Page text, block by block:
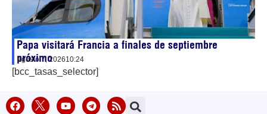
Papa visitará Francia a finales de septiembre
próximo
agosto 7, 202610:24
[bcc_tasas_selector]